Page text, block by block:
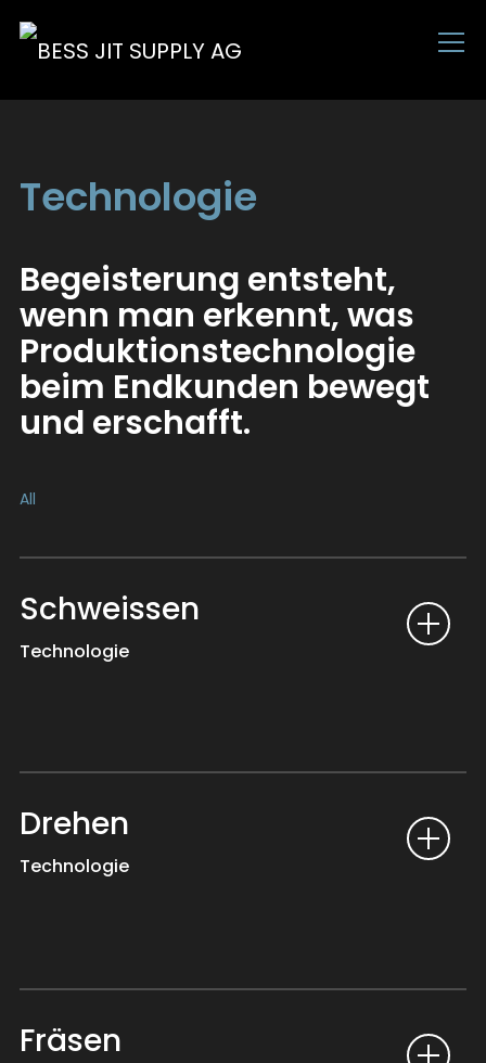
Info
Technologie
Begeisterung entsteht,
wenn man erkennt, was
Produktions­technologie
beim Endkunden bewegt
und erschafft.
All
Schweissen
Technologie
Drehen
Technologie
Fräsen